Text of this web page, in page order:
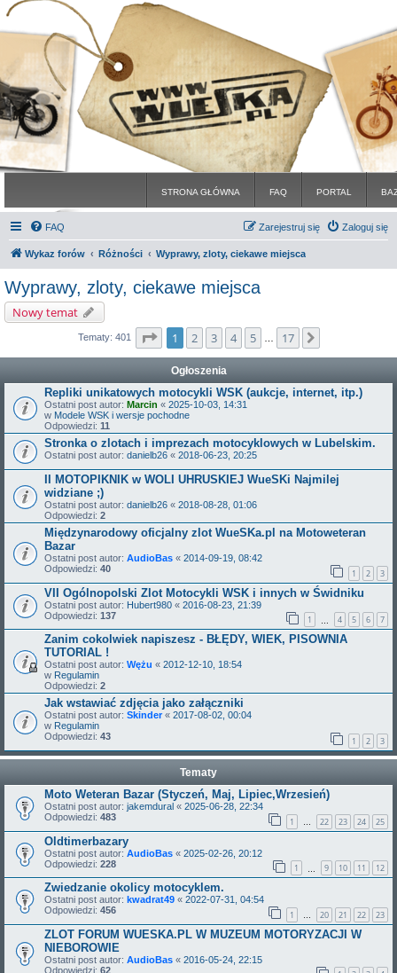
STRONA GŁÓWNA FAQ PORTAL
FAQ Zaloguj się
Zarejestruj się
Wykaz forów Różności Wyprawy, zloty, ciekawe miejsca
Wyprawy, zloty, ciekawe miejsca
Nowy temat
Tematy: 401 Strona1 z17
1 2 3 4 5 17
Ogłoszenia
Repliki unikatowych motocykli WSK (aukcje, internet, itp.)
Ostatni post autor: Marcin « 2025-10-03, 14:31
w Modele WSK i wersje pochodne
Odpowiedzi: 11
Stronka o zlotach i imprezach motocyklowych w Lubelskim.
Ostatni post autor: danielb26 « 2018-06-23, 20:25
II MOTOPIKNIK w WOLI UHRUSKIEJ WueSKi Najmilej
widziane ;)
Ostatni post autor: danielb26 « 2018-08-28, 01:06
Odpowiedzi: 2
Międzynarodowy oficjalny zlot WueSKa.pl na Motoweteran
Bazar
Ostatni post autor: AudioBas « 2014-09-19, 08:42
Odpowiedzi: 40 1 2 3
VII Ogólnopolski Zlot Motocykli WSK i innych w Świdniku
Ostatni post autor: Hubert980 « 2016-08-23, 21:39
Odpowiedzi: 137 1 4 5 6 7
Zanim cokolwiek napiszesz - BŁĘDY, WIEK, PISOWNIA
TUTORIAL !
Ostatni post autor: Wężu « 2012-12-10, 18:54
w Regulamin
Odpowiedzi: 2
Jak wstawiać zdjęcia jako załączniki
Ostatni post autor: Skinder« 2017-08-02, 00:04
w Regulamin
Odpowiedzi: 43 1 2 3
Tematy
Moto Weteran Bazar (Styczeń, Maj, Lipiec,Wrzesień)
Ostatni post autor: jakemdural « 2025-06-28, 22:34
Odpowiedzi: 483 1 … 22 23 24 25
Oldtimerbazary
Ostatni post autor: AudioBas « 2025-02-26, 20:12
Odpowiedzi: 228 1 9 10 11 12
Zwiedzanie okolicy motocyklem.
Ostatni post autor: kwadrat49 « 2022-07-31, 04:54
Odpowiedzi: 456 1 … 20 21 22 23
ZLOT FORUM WUESKA.PL W MUZEUM MOTORYZACJI W
NIEBOROWIE
Ostatni post autor: AudioBas « 2016-05-24, 22:15
Odpowiedzi: 62